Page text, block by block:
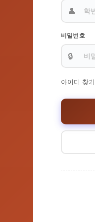
👤
비밀번호
🔒
아이디 찾기